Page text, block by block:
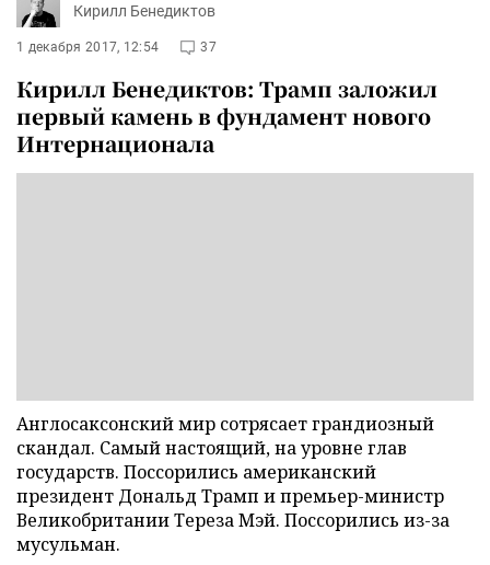
Кирилл Бенедиктов
1 декабря 2017, 12:54 37
Кирилл Бенедиктов: Трамп заложил
первый камень в фундамент нового
Интернационала
Англосаксонский мир сотрясает грандиозный
скандал. Самый настоящий, на уровне глав
государств. Поссорились американский
президент Дональд Трамп и премьер-министр
Великобритании Тереза Мэй. Поссорились из-за
мусульман.